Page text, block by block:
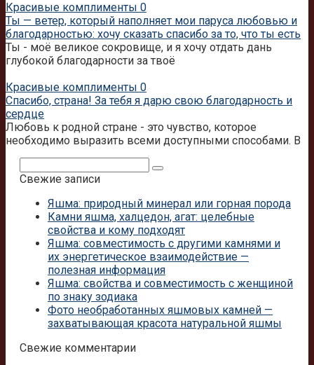
Красивые комплименты 0
Ты — ветер, который наполняет мои паруса любовью и
благодарностью: хочу сказать спасибо за то, что ты есть
Ты - моё великое сокровище, и я хочу отдать дань
глубокой благодарности за твоё
Красивые комплименты 0
Спасибо, страна! За тебя я дарю свою благодарность и
сердце
Любовь к родной стране - это чувство, которое
необходимо выразить всеми доступными способами. В
Свежие записи
Яшма: природный минерал или горная порода
Камни яшма, халцедон, агат: целебные
свойства и кому подходят
Яшма: совместимость с другими камнями и
их энергетическое взаимодействие —
полезная информация
Яшма: свойства и совместимость с женщиной
по знаку зодиака
Фото необработанных яшмовых камней —
захватывающая красота натуральной яшмы
Свежие комментарии